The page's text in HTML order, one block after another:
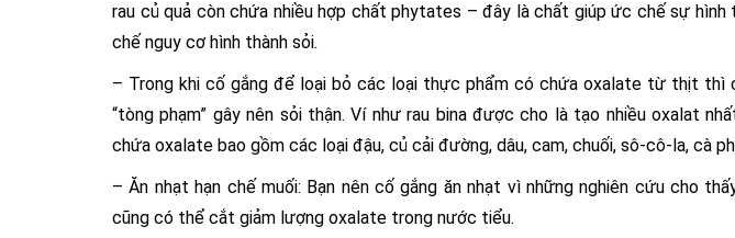
rau củ quả còn chứa nhiều hợp chất phytates – đây là chất giúp ức chế sự
chế nguy cơ hình thành sỏi.
– Trong khi cố gắng để loại bỏ các loại thực phẩm có chứa oxalate từ thịt thì
“tòng phạm” gây nên sỏi thận. Ví như rau bina được cho là tạo nhiều oxalat
chứa oxalate bao gồm các loại đậu, củ cải đường, dâu, cam, chuối, sô-cô-la, cà
– Ăn nhạt hạn chế muối: Bạn nên cố gắng ăn nhạt vì những nghiên cứu cho
cũng có thể cắt giảm lượng oxalate trong nước tiểu.